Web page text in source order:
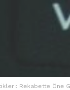
Rekabette Öne